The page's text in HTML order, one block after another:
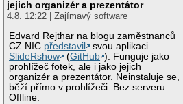
jejich organizér a prezentátor
4.8. 12:22 | Zajímavý software
Edvard Rejthar na blogu zaměstnanců
CZ.NIC představil
svou aplikaci
SlideRshow
(GitHub ). Funguje jako
prohlížeč fotek, ale i jako jejich
organizér a prezentátor. Neinstaluje se,
běží přímo v prohlížeči. Bez serveru.
Offline.